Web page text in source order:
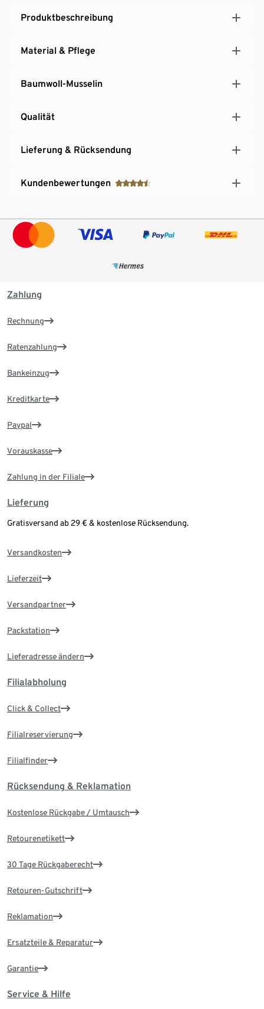
Produktbeschreibung
Material & Pflege
Baumwoll-Musselin
Qualität
Lieferung & Rücksendung
Kundenbewertungen
Zahlung
Rechnung
Ratenzahlung
Bankeinzug
Kreditkarte
Paypal
Vorauskasse
Zahlung in der Filiale
Lieferung
Gratisversand ab 29 € & kostenlose Rücksendung.
Versandkosten
Lieferzeit
Versandpartner
Packstation
Lieferadresse ändern
Filialabholung
Click & Collect
Filialreservierung
Filialfinder
Rücksendung & Reklamation
Kostenlose Rückgabe / Umtausch
Retourenetikett
30 Tage Rückgaberecht
Retouren-Gutschrift
Reklamation
Ersatzteile & Reparatur
Garantie
Service & Hilfe